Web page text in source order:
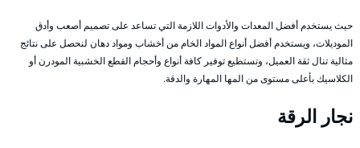
حيث يستخدم أفضل المعدات والأدوات اللازمة التي تساعد على تصميم أصعب وأدق
الموديلات، ويستخدم أفضل أنواع المواد الخام من أخشاب ومواد دهان لنحصل على نتائج
مثالية تنال ثقة العميل، وتستطيع توفير كافة أنواع وأحجام القطع الخشبية المودرن أو
الكلاسيك بأعلى مستوى من المها المهارة والدقة.
نجار الرقة